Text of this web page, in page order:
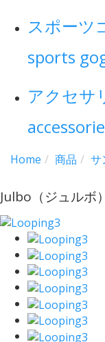
スポーツ
sports
アクセサ
Home 商品 サ
Julbo（ジュルボ）